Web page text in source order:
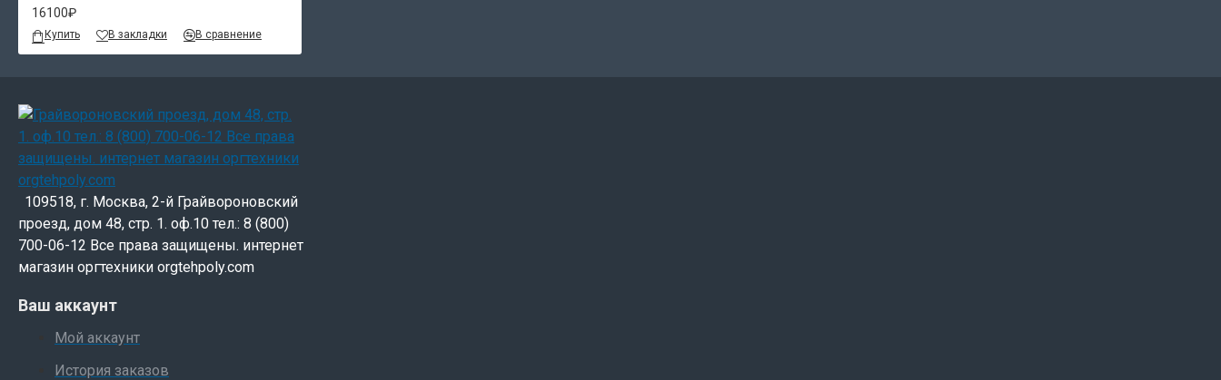
16100₽
Купить В закладки В сравнение
109518, г. Москва, 2-й Грайвороновский
проезд, дом 48, стр. 1. оф.10 тел.: 8 (800)
700-06-12 Все права защищены. интернет
магазин оргтехники orgtehpoly.com
Ваш аккаунт
Мой аккаунт
История заказов